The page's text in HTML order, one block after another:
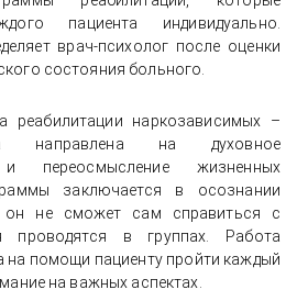
пациента индивидуально.
врач-психолог после оценки
состояния больного.
реабилитации наркозависимых –
на духовное
и переосмысление жизненных
заключается в осознании
он не сможет сам справиться с
проводятся в группах. Работа
на помощи пациенту пройти каждый
на важных аспектах.